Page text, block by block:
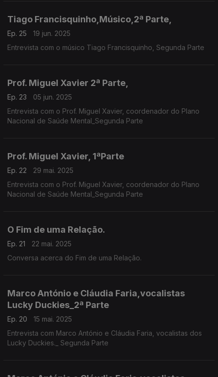
Tiago Francisquinho,Músico,2ª Parte,
Ep. 25
19 jun. 2025
Entrevista com o músico Tiago Francisquinho, Segunda Parte
Prof. Miguel Xavier 2ª Parte,
Ep. 23
05 jun. 2025
Entrevista com o Prof. Miguel Xavier, coordenador do Plano
Nacional de Saúde Mental_Segunda Parte
Prof. Miguel Xavier, 1ªParte
Ep. 22
29 mai. 2025
Entrevista com o Prof. Miguel Xavier, coordenador do Plano
Nacional de Saúde Mental_Segunda Parte
O Fim de uma Relação.
Ep. 21
22 mai. 2025
Conversa acerca do Fim de uma Relação.
Marco António e Cláudia Faria,vocalistas
Lucky Duckies_2ª Parte
Ep. 20
15 mai. 2025
Entrevista com Marco António e Cláudia Faria, vocalistas dos
Lucky Duckies._ Segunda Parte